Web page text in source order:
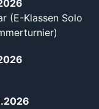
(E-Klassen Solo